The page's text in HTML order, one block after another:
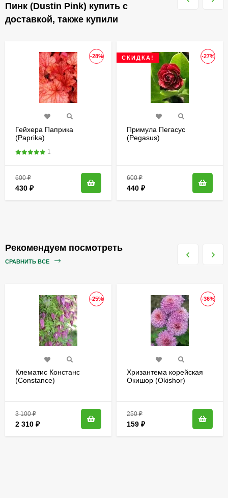
Пинк (Dustin Pink) купить с
доставкой, также купили
-28%
Гейхера Паприка
(Paprika)
1
600₽
430 ₽
-27%
СКИДКА!
Примула Пегасус
(Pegasus)
600₽
440 ₽
Рекомендуем посмотреть
СРАВНИТЬ ВСЕ
-25%
Клематис Констанс
(Constance)
3 100₽
2 310 ₽
-36%
Хризантема корейская
Окишор (Okishor)
250₽
159 ₽